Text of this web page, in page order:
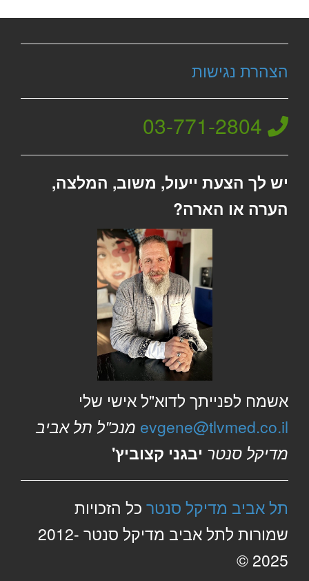
037712804
זימון תור אונליין
לד״ר אירינה עמנואל
ב-3 שלבים קצרים
(לא נדרש כרטיס אשראי)
מועדים פנויים. לחצו לבחירת
שעה
« יום ג’ 11.08.26
הצהרת נגישות
03-771-2804
יש לך הצעת ייעול, משוב, המלצה,
הערה או הארה?
אשמח לפנייתך לדוא"ל אישי שלי
evgene@tlvmed.co.il מנכ"ל תל אביב
מדיקל סנטר יבגני קצוביץ'
תל אביב מדיקל סנטר כל הזכויות
שמורות לתל אביב מדיקל סנטר 2012-
2025 ©